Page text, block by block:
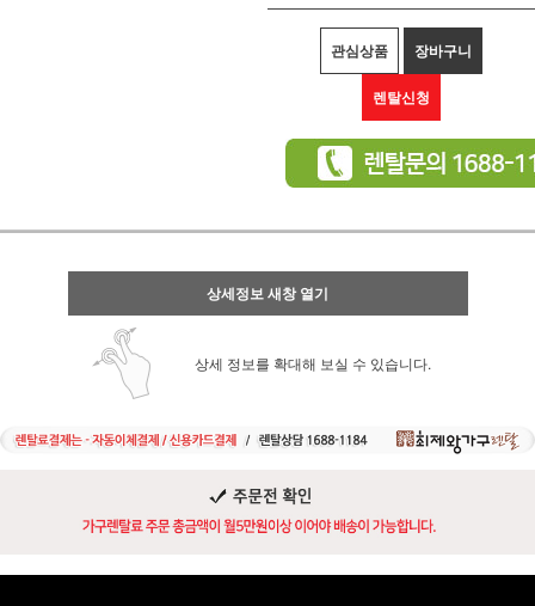
관심상품 장바구니
렌탈신청
상세정보 새창 열기
상세 정보를 확대해 보실 수 있습니다.